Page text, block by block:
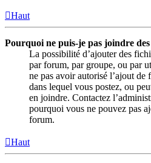
Haut
Pourquoi ne puis-je pas joindre des
La possibilité d’ajouter des
par forum, par groupe, ou par
ne pas avoir autorisé l’ajout
dans lequel vous postez, ou
en joindre. Contactez
pourquoi vous ne pouvez pas
forum.
Haut